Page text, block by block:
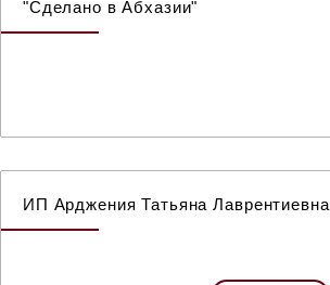
"Сделано в Абхазии"
ИП Арджения Татьяна Лаврентиевна